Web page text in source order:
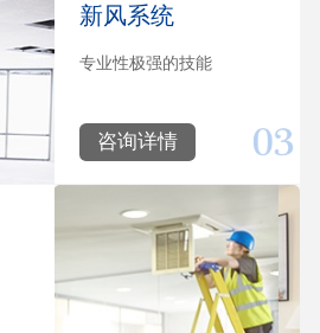
新风系统
专业性极强的技能
咨询详情